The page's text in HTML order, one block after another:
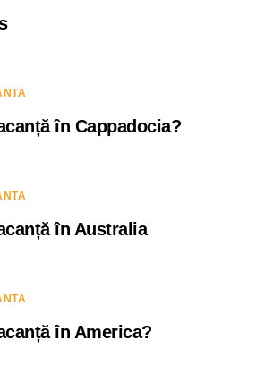
în Cappadocia?
în Australia
în America?